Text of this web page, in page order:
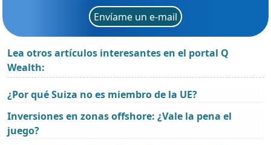
Envíame un e-mail
Lea otros artículos interesantes en el portal Q
Wealth:
¿Por qué Suiza no es miembro de la UE?
Inversiones en zonas offshore: ¿Vale la pena el
juego?